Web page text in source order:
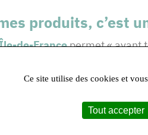
produits, c’est
de-Francepermet « avant
également de mettre en
Ce site utilise des cookies et
Tout accepter